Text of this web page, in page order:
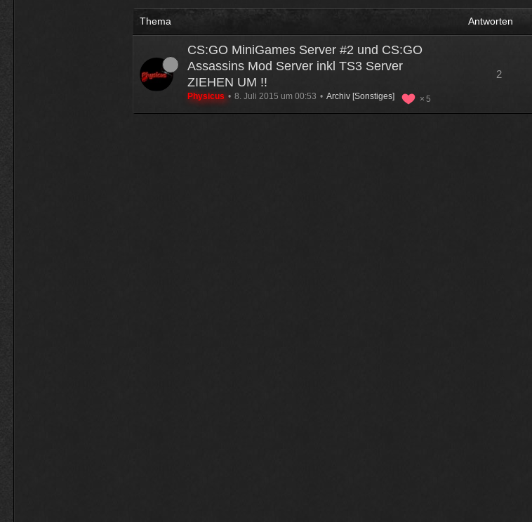
Physicus
Ja bei mir sind es 130 € für Woltlab und Plugins und Designs auch so um locker
ätzend, wie schnell alles einem aus der Tasche gezogen wird
Thema Antworten
CS:GO MiniGames Server #2 und CS:GO
Assassins Mod Server inkl TS3 Server
ZIEHEN UM !!
5
Physicus 8. Juli 2015 um 00:53 Archiv [Sonstiges]
2